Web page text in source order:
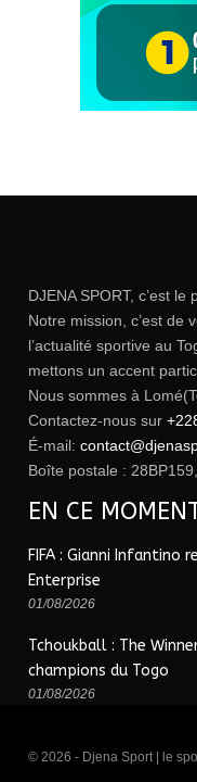
DJENA SPORT, c’est le
Notre mission, c’est de
l’actualité sportive au
mettons un accent
Nous sommes à
Contactez-nous sur
É-mail:
Boîte postale :
EN CE
FIFA : Gianni Infantino
Enterprise
01/08/2026
Tchoukball : The
champions du Togo
01/08/2026
© 2026 - Djena Sport | le